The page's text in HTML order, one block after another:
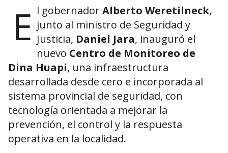
E l gobernadorAlberto Weretilneck,
junto al ministro de Seguridad y
Justicia, Daniel Jara, inauguró el
nuevo Centro de Monitoreo de
Dina Huapi, una infraestructura
desarrollada desde cero e incorporada al
sistema provincial de seguridad, con
tecnología orientada a mejorar la
prevención, el control y la respuesta
operativa en la localidad.